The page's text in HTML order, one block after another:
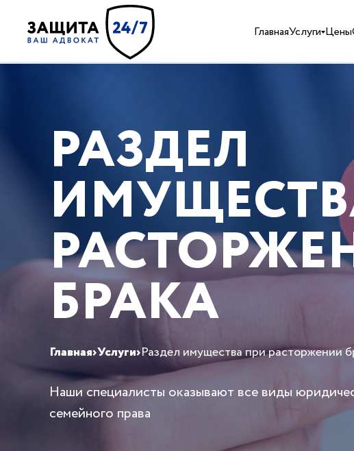
ГлавнаяУслуги Цены
РАЗДЕЛ
БРАКА
Главная›Услуги›Раздел имущества при расторжении
Наши специалисты оказывают все виды
семейного права